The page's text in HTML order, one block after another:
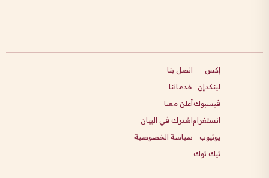
إكس
لينكدإن
فيسبوك
انستغرام
يوتيوب
تيك توك
اتصل بنا
خدماتنا
أعلن معنا
اشترك في البيان
سياسة الخصوصية